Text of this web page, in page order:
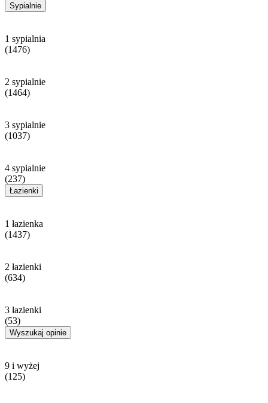
Sypialnie
1 sypialnia
(1476)
2 sypialnie
(1464)
3 sypialnie
(1037)
4 sypialnie
(237)
Łazienki
1 łazienka
(1437)
2 łazienki
(634)
3 łazienki
(53)
Wyszukaj opinie
9 i wyżej
(125)